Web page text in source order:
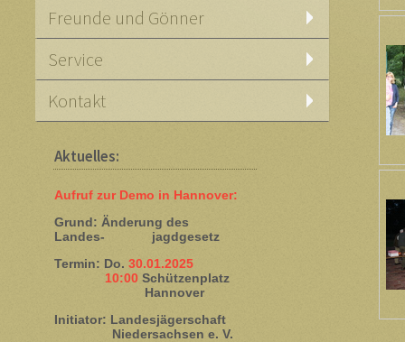
Freunde und Gönner
Service
Kontakt
Aktuelles:
Aufruf zur Demo in Hannover:
Grund: Änderung des
Landes- jagdgesetz
Termin: Do.30.01.2025
10:00 Schützenplatz
Hannover
Initiator: Landesjägerschaft
Niedersachsen e. V.